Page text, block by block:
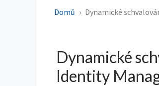
Domů Dynamické
Dynamické
Identity